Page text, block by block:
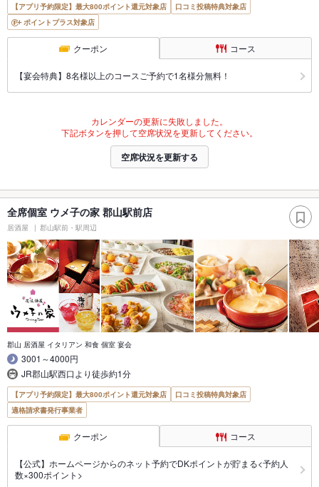
【アプリ予約限定】最大800ポイント還元対象店
口コミ投稿特典対象店
ポイントプラス対象店
クーポン コース
【宴会特典】8名様以上のコースご予約で1名様分無料！
カレンダーの更新に失敗しました。
下記ボタンを押して空席状況を更新してください。
空席状況を更新する
全席個室 ウメ子の家 郡山駅前店
居酒屋 郡山駅前・駅周辺
郡山 居酒屋 イタリアン 和食 個室 宴会
3001～4000円
JR郡山駅西口より徒歩約1分
【アプリ予約限定】最大800ポイント還元対象店
口コミ投稿特典対象店
適格請求書発行事業者
クーポン コース
【公式】ホームページからのネット予約でDKポイントが貯まる<予約人
数×300ポイント>